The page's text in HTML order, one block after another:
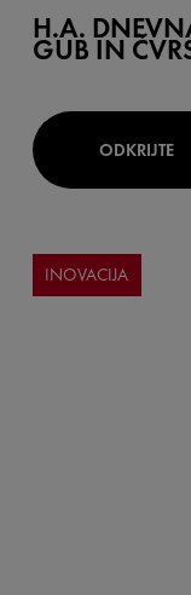
H.A.
GUB IN
ODKRIJTE
INOVACIJA